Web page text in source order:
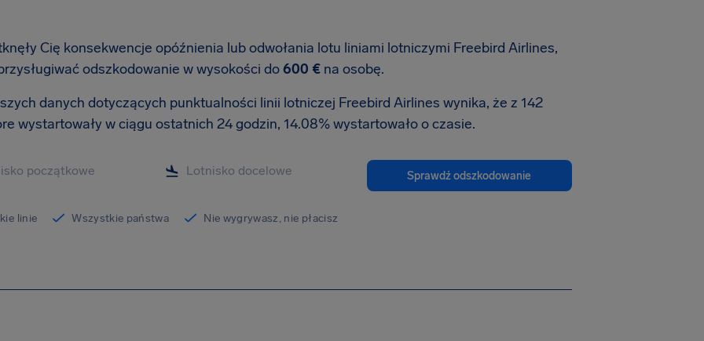
Cię konsekwencje opóźnienia lub odwołania lotu liniami lotniczymi Freebird Airlines,
odszkodowanie w wysokości do600 € na osobę.
danych dotyczących punktualności linii lotniczej Freebird Airlines wynika, że z 142
wystartowały w ciągu ostatnich 24 godzin, 14.08% wystartowało o czasie.
Sprawdź odszkodowanie
linie Wszystkie państwa Nie wygrywasz, nie płacisz